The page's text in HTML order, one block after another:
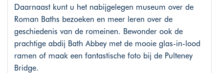
Daarnaast kunt u het nabijgelegen museum over de
Roman Baths bezoeken en meer leren over de
geschiedenis van de romeinen. Bewonder ook de
prachtige abdij Bath Abbey met de mooie glas-in-lood
ramen of maak een fantastische foto bij de Pulteney
Bridge.